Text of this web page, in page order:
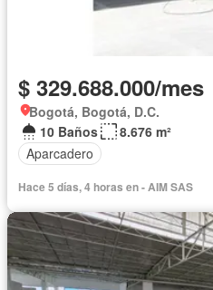
$ 329.688.000/mes
Bogotá, Bogotá, D.C.
10 Baños
8.676 m²
Aparcadero
Hace 5 días, 4 horas en - AIM SAS